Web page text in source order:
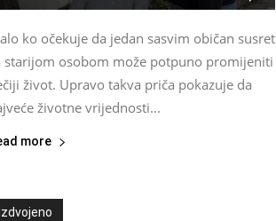
ko očekuje da jedan sasvim običan susret
starijom osobom može potpuno promijeniti
život. Upravo takva priča pokazuje da
životne vrijednosti...
more
Izdvojeno